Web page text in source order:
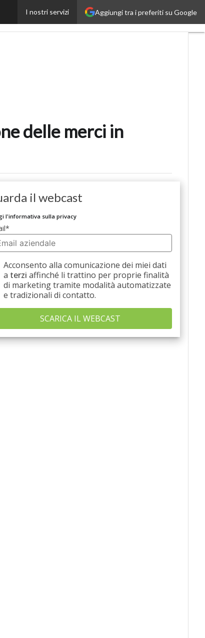
Aggiungi tra i preferiti su Google
I nostri servizi
le nuove normativeUltimi
articoli
SmartMobilityUp
delle merci in
il webcast
l'informativa sulla privacy
*
Acconsento alla comunicazione dei miei dati
a terzi affinché li trattino per proprie finalità
di marketing tramite modalità automatizzate
e tradizionali di contatto.